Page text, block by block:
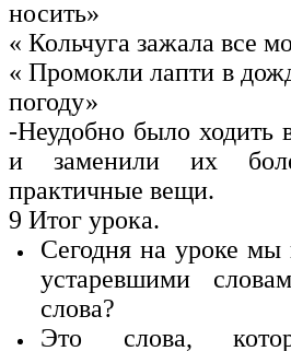
носить»
« Кольчуга зажала все
« Промокли лапти в
погоду»
-Неудобно было ходить
и заменили их
практичные вещи.
9 Итог урока.
Сегодня на уроке мы
устаревшими
слова?
Это слова,